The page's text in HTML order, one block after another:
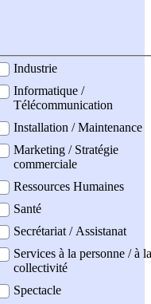
Industrie
Informatique /
Télécommunication
Installation / Maintenance
Marketing / Stratégie
commerciale
Ressources Humaines
Santé
Secrétariat / Assistanat
Services à la personne / à la
collectivité
Spectacle